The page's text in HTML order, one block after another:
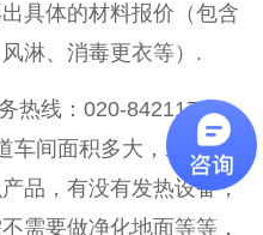
具体的材料报价（包含
淋、消毒更衣等）.
热线： 020-84211735，
车间面积多大，装修什
品，有没有发热设备，
需要做净化地面等等，